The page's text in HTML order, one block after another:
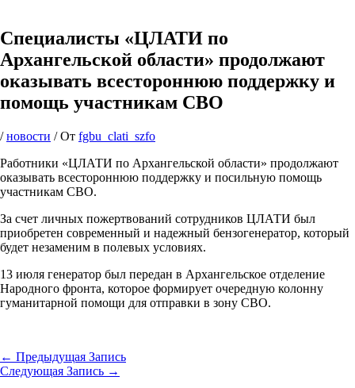
Специалисты «ЦЛАТИ по
Архангельской области» продолжают
оказывать всестороннюю поддержку и
помощь участникам СВО
/новости / От fgbu_clati_szfo
Работники «ЦЛАТИ по Архангельской области» продолжают
оказывать всестороннюю поддержку и посильную помощь
участникам СВО.
За счет личных пожертвований сотрудников ЦЛАТИ был
приобретен современный и надежный бензогенератор, который
будет незаменим в полевых условиях.
13 июля генератор был передан в Архангельское отделение
Народного фронта, которое формирует очередную колонну
гуманитарной помощи для отправки в зону СВО.
← Предыдущая Запись
Следующая Запись →